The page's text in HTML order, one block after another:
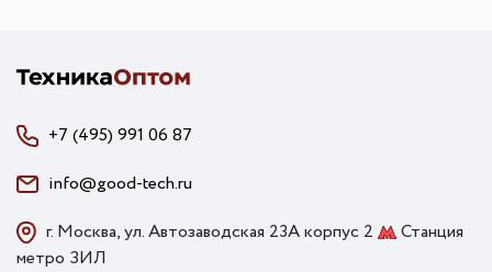
+7 (495) 991 06 87
info@good-tech.ru
г. Москва, ул. Автозаводская 23А корпус 2
Станция
метро ЗИЛ